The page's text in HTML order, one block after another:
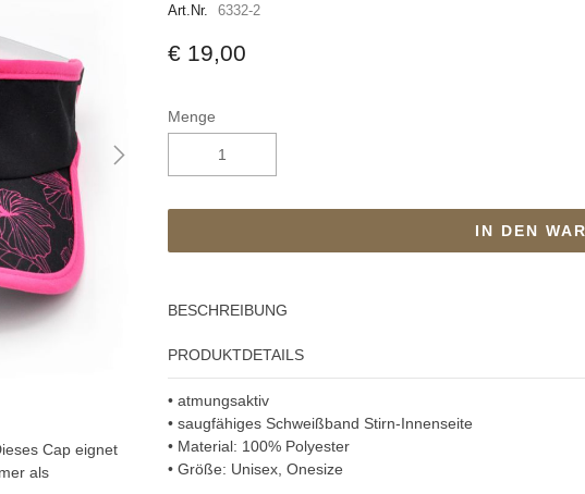
Art.Nr. 6332-2
€ 19,00
Menge
IN DEN
BESCHREIBUNG
PRODUKTDETAILS
• atmungsaktiv
• saugfähiges Schweißband Stirn-Innenseite
• Material: 100% Polyester
• Größe: Unisex, Onesize
Cap eignet
als